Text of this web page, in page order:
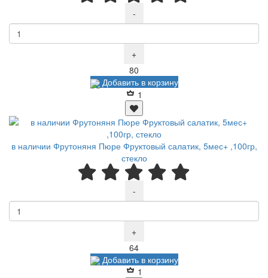
-
+
80
Добавить в корзину
1
в наличии Фрутоняня Пюре Фруктовый салатик, 5мес+ ,100гр,
стекло
-
+
64Р
Добавить в корзину
1